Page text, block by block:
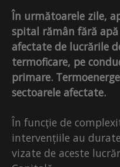
În următoarele zile,
spital rămân fără
afectate de lucrările
termoficare, pe
primare.
sectoarele afectate.
În funcție de
intervențiile au
vizate de aceste